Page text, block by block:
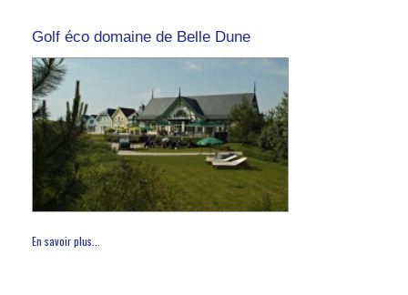
Golf éco domaine de Belle Dune
En savoir plus...